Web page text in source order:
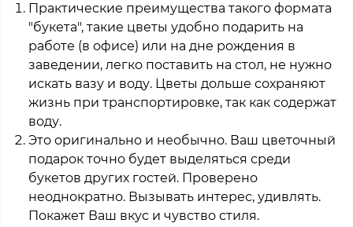
Практические преимущества такого формата
"букета", такие цветы удобно подарить на
работе (в офисе) или на дне рождения в
заведении, легко поставить на стол, не нужно
искать вазу и воду. Цветы дольше сохраняют
жизнь при транспортировке, так как содержат
воду.
Это оригинально и необычно. Ваш цветочный
подарок точно будет выделяться среди
букетов других гостей. Проверено
неоднократно. Вызывать интерес, удивлять.
Покажет Ваш вкус и чувство стиля.